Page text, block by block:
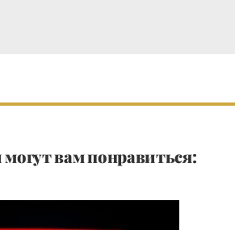
вам понравиться: